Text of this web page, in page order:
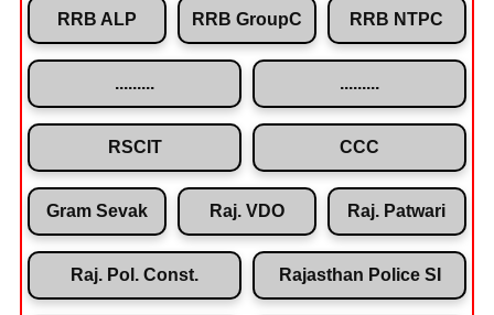
RRB ALP RRB GroupC RRB NTPC
RSCIT CCC
Gram Sevak Raj. VDO Raj. Patwari
Raj. Pol. Const. Rajasthan Police SI